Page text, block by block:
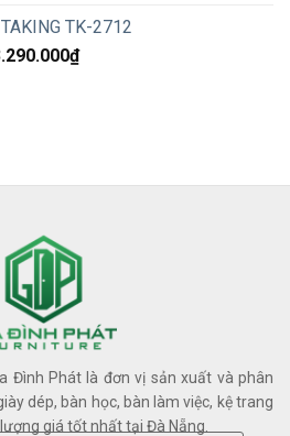
13.980.000₫.9.090.000₫.
TK-2712
₫Current
Đình Phát là đơn vị sản xuất và phân
dép, bàn học, bàn làm việc, kệ trang
giá tốt nhất tại Đà Nẵng.